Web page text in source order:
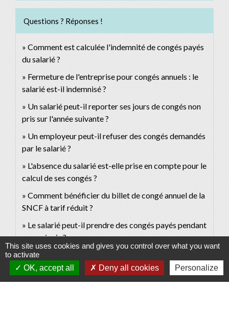
Questions ? Réponses !
Comment est calculée l'indemnité de congés payés
du salarié ?
Fermeture de l'entreprise pour congés annuels : le
salarié est-il indemnisé ?
Un salarié peut-il reporter ses jours de congés non
pris sur l'année suivante ?
Un employeur peut-il refuser des congés demandés
par le salarié ?
L'absence du salarié est-elle prise en compte pour le
calcul de ses congés ?
Comment bénéficier du billet de congé annuel de la
SNCF à tarif réduit ?
Le salarié peut-il prendre des congés payés pendant
son préavis ?
Avez-vous le droit à des congés payés pendant votre
CDD ?
Jour férié pendant les congés d'un salarié : quelles
This site uses cookies and gives you control over what you want
to activate
OK, accept all
Deny all cookies Personalize